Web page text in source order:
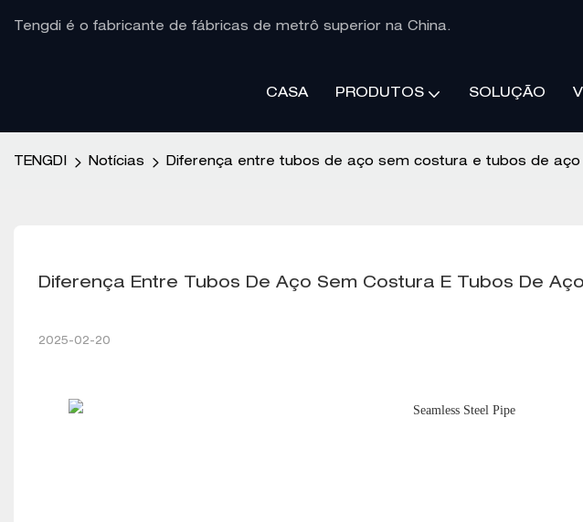
Tengdi é o fabricante de fábricas de metrô superior na China.
CASA PRODUTOS SOLUÇÃO
TENGDI Notícias Diferença entre tubos de aço sem costura e tubos de aço
Diferença Entre Tubos De Aço Sem Costura E Tubos De
2025-02-20